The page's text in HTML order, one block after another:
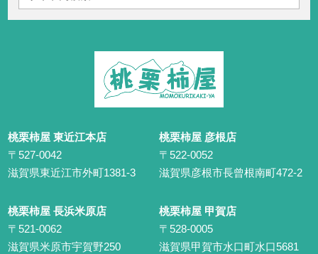
桃栗柿屋 東近江本店
〒527-0042
滋賀県東近江市外町1381-3
桃栗柿屋 彦根店
〒522-0052
滋賀県彦根市長曾根南町472-2
桃栗柿屋 長浜米原店
〒521-0062
滋賀県米原市宇賀野250
桃栗柿屋 甲賀店
〒528-0005
滋賀県甲賀市水口町水口5681